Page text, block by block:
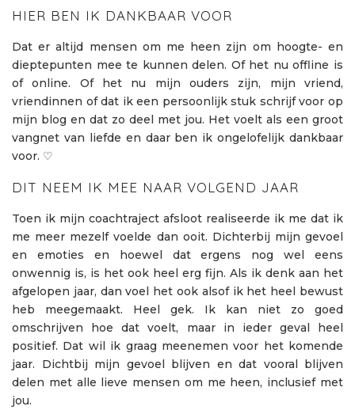
HIER BEN IK DANKBAAR VOOR
Dat er altijd mensen om me heen zijn om hoogte- en
dieptepunten mee te kunnen delen. Of het nu offline is
of online. Of het nu mijn ouders zijn, mijn vriend,
vriendinnen of dat ik een persoonlijk stuk schrijf voor op
mijn blog en dat zo deel met jou. Het voelt als een groot
vangnet van liefde en daar ben ik ongelofelijk dankbaar
voor. ♡
DIT NEEM IK MEE NAAR VOLGEND JAAR
Toen ik mijn coachtraject afsloot realiseerde ik me dat ik
me meer mezelf voelde dan ooit. Dichterbij mijn gevoel
en emoties en hoewel dat ergens nog wel eens
onwennig is, is het ook heel erg fijn. Als ik denk aan het
afgelopen jaar, dan voel het ook alsof ik het heel bewust
heb meegemaakt. Heel gek. Ik kan niet zo goed
omschrijven hoe dat voelt, maar in ieder geval heel
positief. Dat wil ik graag meenemen voor het komende
jaar. Dichtbij mijn gevoel blijven en dat vooral blijven
delen met alle lieve mensen om me heen, inclusief met
jou.